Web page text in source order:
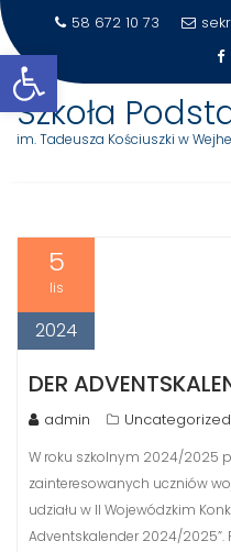
Otwórz pasek narzędzi
58 672 10 73
Szkoła
im. Tadeusza Kościuszki w
5
lis
2024
DER
admin Uncategorized
W roku szkolnym 2024/2025
zainteresowanych uczniów
udziału w II Wojewódzkim
Adventskalender 2024/2025”.